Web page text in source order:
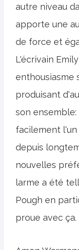
autre niveau
apporte une
de force et
L'écrivain
enthousiasme
produisant
son
facilement l'un
depuis
nouvelles
larme a été
Pough en
proue avec ça.